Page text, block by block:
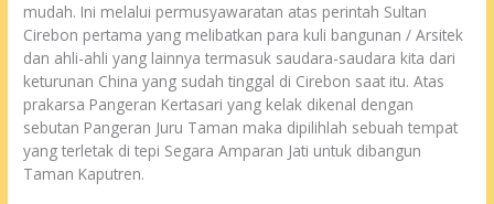
mudah. Ini melalui permusyawaratan atas perintah Sultan
Cirebon pertama yang melibatkan para kuli bangunan / Arsitek
dan ahli-ahli yang lainnya termasuk saudara-saudara kita dari
keturunan China yang sudah tinggal di Cirebon saat itu. Atas
prakarsa Pangeran Kertasari yang kelak dikenal dengan
sebutan Pangeran Juru Taman maka dipilihlah sebuah tempat
yang terletak di tepi Segara Amparan Jati untuk dibangun
Taman Kaputren.